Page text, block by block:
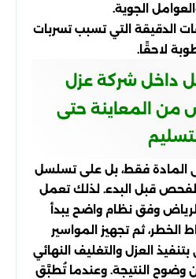
الجوية.
الدقيقة التي تسبب تسربات
لاحقًا.
داخل شركة عزل
من المعاينة حتى
التسليم
المادة فقط، بل على تسلسل
قبل البدء. لذلك تعمل
وفق نظام واضح يبدأ
الخطر، ثم تجهيز المواسير
العزل والتغليف النهائي
النتيجة. وعندما تُطبَّق